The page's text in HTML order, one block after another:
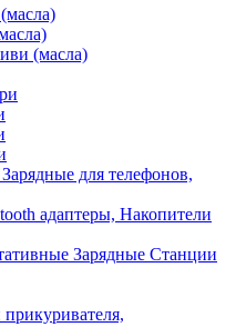
(масла)
для телефонов,
адаптеры, Накопители
Зарядные Станции